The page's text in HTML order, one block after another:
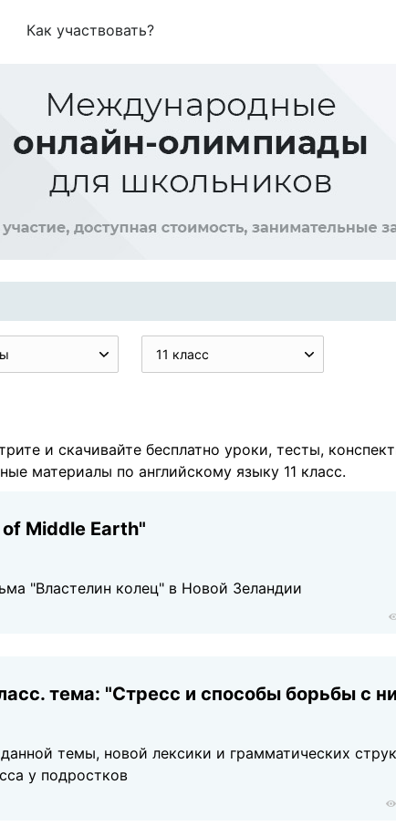
Как участвовать?
11 класс
и скачивайте бесплатно уроки, тесты,
материалы по английскому языку 11 класс.
Middle Earth"
"Властелин колец" в Новой Зеландии
тема: "Стресс и способы борьбы с
темы, новой лексики и грамматических
у подростков